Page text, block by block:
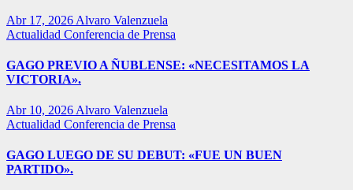
Abr 17, 2026 Alvaro Valenzuela
Actualidad Conferencia de Prensa
GAGO PREVIO A ÑUBLENSE: «NECESITAMOS LA
VICTORIA».
Abr 10, 2026 Alvaro Valenzuela
Actualidad Conferencia de Prensa
GAGO LUEGO DE SU DEBUT: «FUE UN BUEN
PARTIDO».